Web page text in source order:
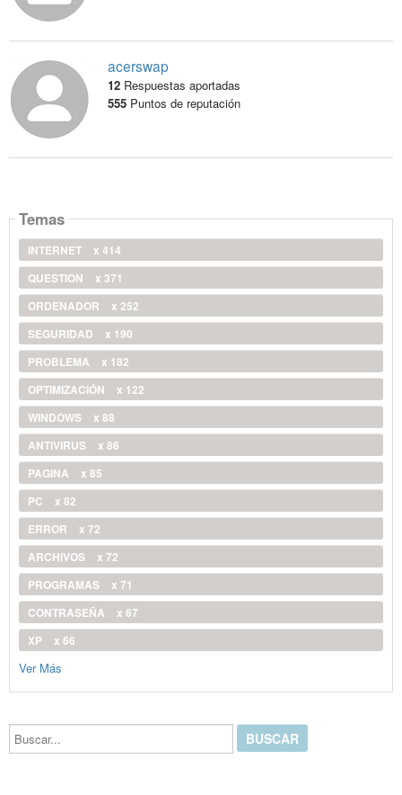
acerswap
12 Respuestas aportadas
555Puntos de reputación
Temas
INTERNET
x 414
QUESTION
x 371
ORDENADOR
x 252
SEGURIDAD
x 190
PROBLEMA
x 182
OPTIMIZACIÓN
x 122
WINDOWS
x 88
ANTIVIRUS
x 86
PAGINA
x 85
PC
x 82
ERROR
x 72
ARCHIVOS
x 72
PROGRAMAS
x 71
CONTRASEÑA
x 67
XP
x 66
Ver Más
Buscar...